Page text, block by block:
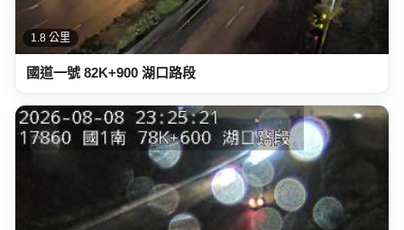
1.8 公里
國道一號 82K+900 湖口路段